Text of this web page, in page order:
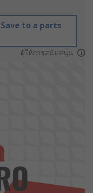
to a parts
ผู้ให้การสนับสนุน